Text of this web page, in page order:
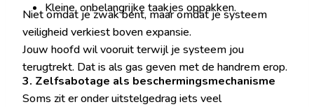
Kleine, onbelangrijke taakjes oppakken.
Niet omdat je zwak bent, maar omdat je systeem
veiligheid verkiest boven expansie.
Jouw hoofd wil vooruit terwijl je systeem jou
terugtrekt. Dat is als gas geven met de handrem erop.
3. Zelfsabotage als beschermingsmechanisme
Soms zit er onder uitstelgedrag iets veel